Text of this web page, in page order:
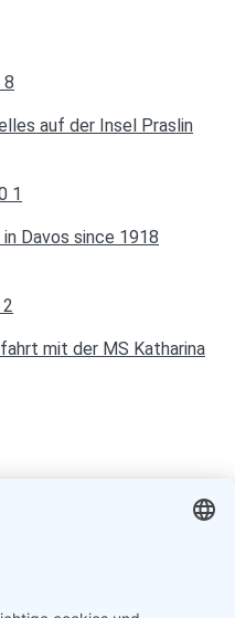
auf der Insel Praslin
Davos since 1918
mit der MS Katharina
den Weinbergen